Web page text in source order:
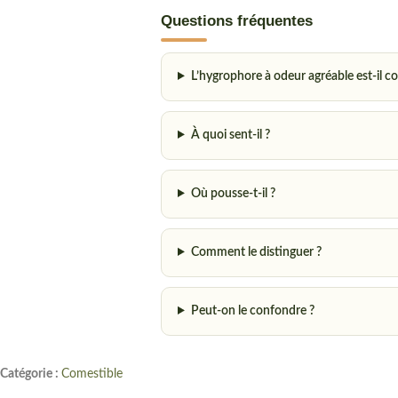
Questions fréquentes
L’hygrophore à odeur agréable est-il
À quoi sent-il ?
Où pousse-t-il ?
Comment le distinguer ?
Peut-on le confondre ?
Catégorie : Comestible